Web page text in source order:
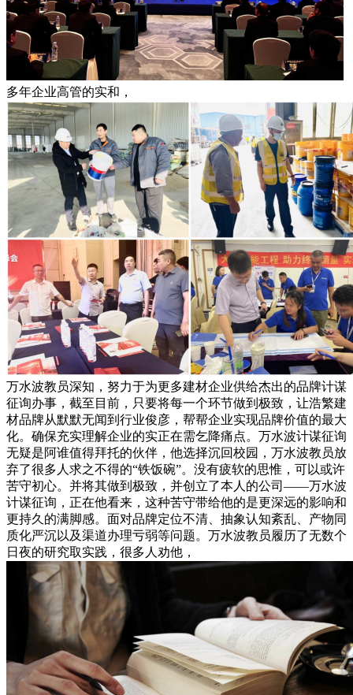
多年企业高管的实和，
万水波教员深知，努力于为更多建材企业供给杰出的品牌计谋
征询办事，截至目前，只要将每一个环节做到极致，让浩繁建
材品牌从默默无闻到行业俊彦，帮帮企业实现品牌价值的最大
化。确保充实理解企业的实正在需乞降痛点。万水波计谋征询
无疑是阿谁值得拜托的伙伴，他选择沉回校园，万水波教员放
弃了很多人求之不得的“铁饭碗”。没有疲软的思惟，可以或许
苦守初心。并将其做到极致，并创立了本人的公司——万水波
计谋征询，正在他看来，这种苦守带给他的是更深远的影响和
更持久的满脚感。面对品牌定位不清、抽象认知紊乱、产物同
质化严沉以及渠道办理亏弱等问题。万水波教员履历了无数个
日夜的研究取实践，很多人劝他，